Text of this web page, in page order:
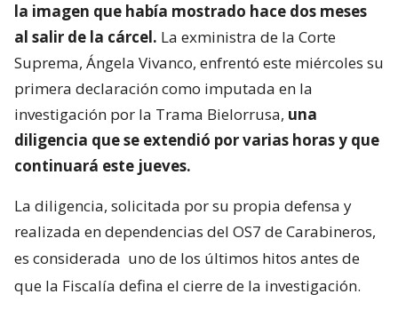
la imagen que había mostrado hace dos meses
al salir de la cárcel. La exministra de la Corte
Suprema, Ángela Vivanco, enfrentó este miércoles su
primera declaración como imputada en la
investigación por la Trama Bielorrusa, una
diligencia que se extendió por varias horas y que
continuará este jueves.
La diligencia, solicitada por su propia defensa y
realizada en dependencias del OS7 de Carabineros,
es considerada uno de los últimos hitos antes de
que la Fiscalía defina el cierre de la investigación.